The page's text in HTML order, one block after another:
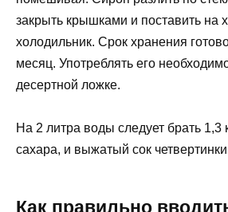
закрыть крышками и поставить на
холодильник. Срок хранения
месяц. Употреблять его
десертной ложке.
На 2 литра воды следует брать 1,3
сахара, и выжатый сок
Как правильно